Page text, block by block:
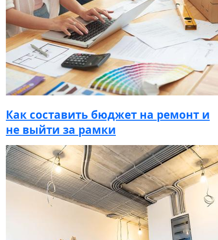
Как составить бюджет на ремонт и
не выйти за рамки